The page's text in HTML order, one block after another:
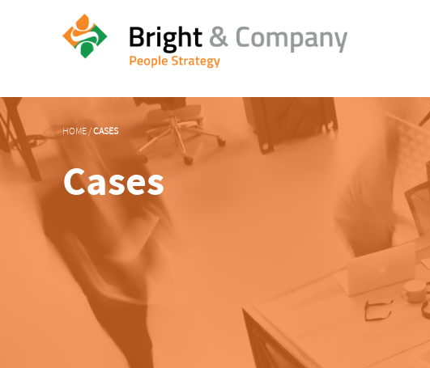
HOME/CASES
Cases